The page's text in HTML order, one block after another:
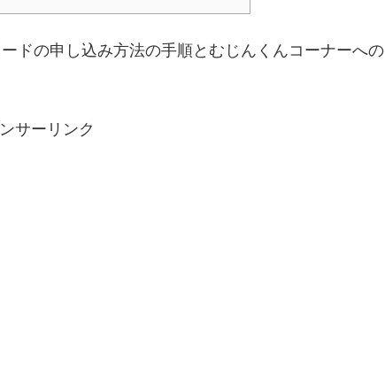
ドの申し込み方法の手順とむじんくんコーナーへの
サーリンク